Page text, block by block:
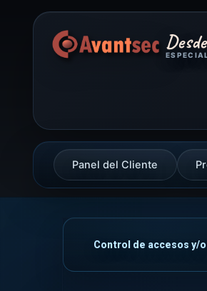
Panel del Cliente
Control de accesos y/